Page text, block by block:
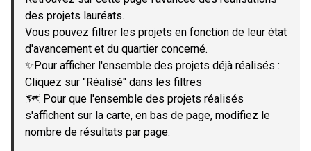
des projets lauréats.
Vous pouvez filtrer les projets en fonction de leur état
d'avancement et du quartier concerné.
✨Pour afficher l'ensemble des projets déjà réalisés :
Cliquez sur "Réalisé" dans les filtres
🗺️ Pour que l'ensemble des projets réalisés
s'affichent sur la carte, en bas de page, modifiez le
nombre de résultats par page.